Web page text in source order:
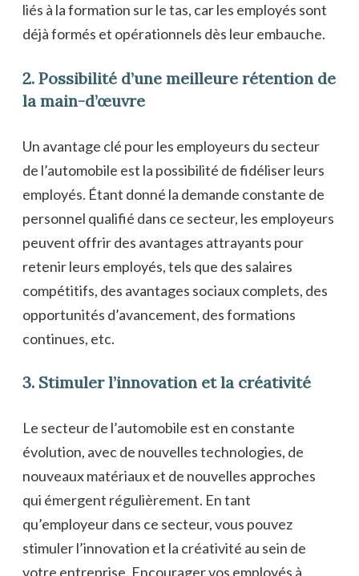
liés à la formation sur le tas, car les employés sont
déjà formés et opérationnels dès leur embauche.
2. Possibilité d’une meilleure rétention de
la main-d’œuvre
Un avantage clé pour les employeurs du secteur
de l’automobile est la possibilité de fidéliser leurs
employés. Étant donné la demande constante de
personnel qualifié dans ce secteur, les employeurs
peuvent offrir des avantages attrayants pour
retenir leurs employés, tels que des salaires
compétitifs, des avantages sociaux complets, des
opportunités d’avancement, des formations
continues, etc.
3. Stimuler l’innovation et la créativité
Le secteur de l’automobile est en constante
évolution, avec de nouvelles technologies, de
nouveaux matériaux et de nouvelles approches
qui émergent régulièrement. En tant
qu’employeur dans ce secteur, vous pouvez
stimuler l’innovation et la créativité au sein de
votre entreprise. Encourager vos employés à